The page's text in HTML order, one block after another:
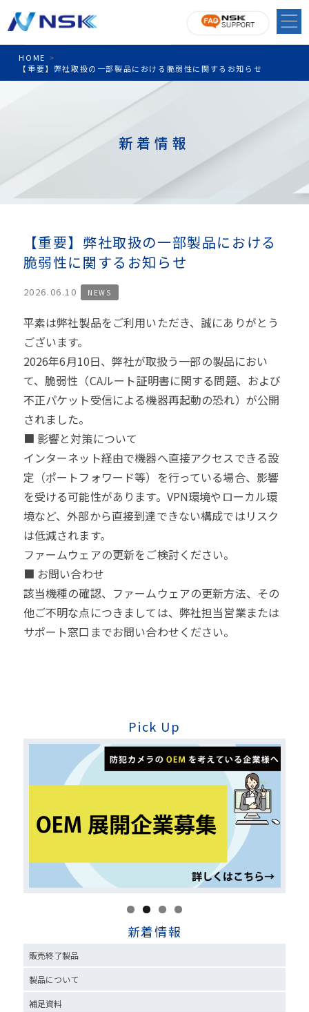
HOME >
【重要】弊社取扱の一部製品における脆弱性に関するお知らせ
新着情報
【重要】弊社取扱の一部製品における
脆弱性に関するお知らせ
2026.06.10 NEWS
平素は弊社製品をご利用いただき、誠にありがとう
ございます。
2026年6月10日、弊社が取扱う一部の製品におい
て、脆弱性（CAルート証明書に関する問題、および
不正パケット受信による機器再起動の恐れ）が公開
されました。
■ 影響と対策について
インターネット経由で機器へ直接アクセスできる設
定（ポートフォワード等）を行っている場合、影響
を受ける可能性があります。VPN環境やローカル環
境など、外部から直接到達できない構成ではリスク
は低減されます。
ファームウェアの更新をご検討ください。
■ お問い合わせ
該当機種の確認、ファームウェアの更新方法、その
他ご不明な点につきましては、弊社担当営業または
サポート窓口までお問い合わせください。
Pick Up
新着情報
販売終了製品
製品について
補足資料